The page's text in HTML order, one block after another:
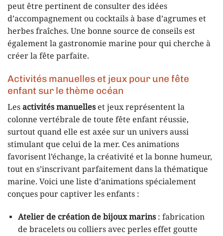
peut être pertinent de consulter des idées
d’accompagnement ou cocktails à base d’agrumes et
herbes fraîches. Une bonne source de conseils est
également la gastronomie marine pour qui cherche à
créer la fête parfaite.
Activités manuelles et jeux pour une fête
enfant sur le thème océan
Lesactivités manuelleset jeux représentent la
colonne vertébrale de toute fête enfant réussie,
surtout quand elle est axée sur un univers aussi
stimulant que celui de la mer. Ces animations
favorisent l’échange, la créativité et la bonne humeur,
tout en s’inscrivant parfaitement dans la thématique
marine. Voici une liste d’animations spécialement
conçues pour captiver les enfants :
Atelier de création de bijoux marins: fabrication
de bracelets ou colliers avec perles effet goutte